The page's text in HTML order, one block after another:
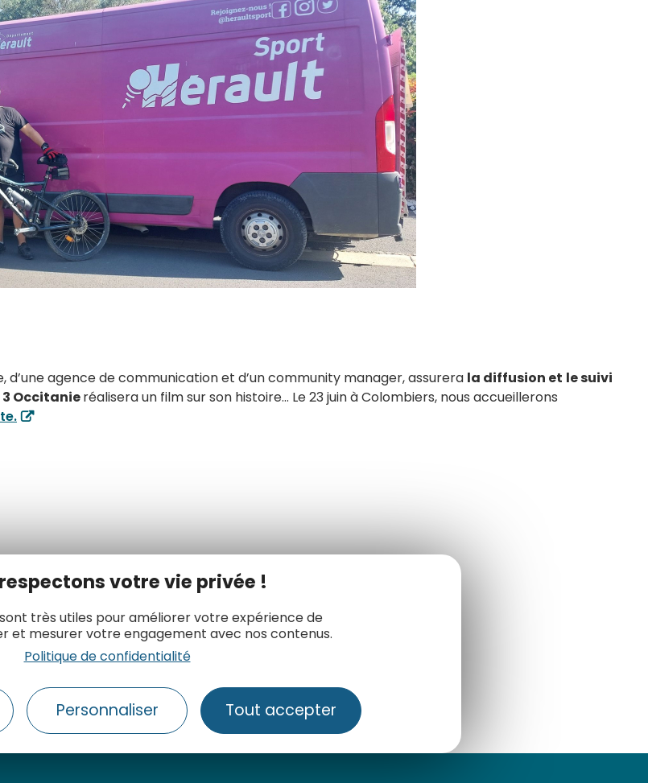
votre vie privée !
sont très utiles pour améliorer votre expérience de
et mesurer votre engagement avec nos contenus.
Politique de confidentialité
Personnaliser Tout accepter
agence de communication et d’un community manager, assurera la diffusion et le suivi
3 Occitanieréalisera un film sur son histoire... Le 23 juin à Colombiers, nous accueillerons
Le label Accueil Vélo